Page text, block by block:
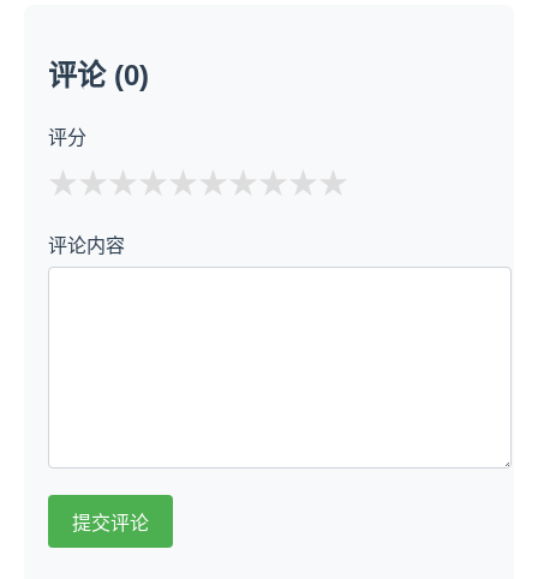
评论 (0)
评分
★ ★ ★ ★ ★
评论内容
提交评论